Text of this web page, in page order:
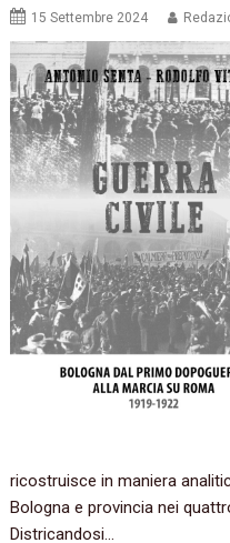
15 Settembre 2024
ricostruisce in maniera
Bologna e provincia nei
Districandosi…